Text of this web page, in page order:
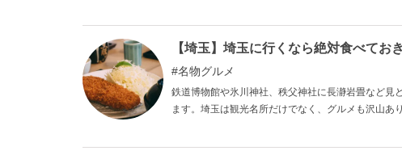
で、観光スポットなども充実しています。それら
設は使用されます。今回の記事では、そんな埼玉
非参考にしてみてください。
【埼玉】埼玉に行くなら絶対食べてお
名物グルメ
鉄道博物館や氷川神社、秩父神社に長瀞岩畳など見
ます。埼玉は観光名所だけでなく、グルメも沢山あ